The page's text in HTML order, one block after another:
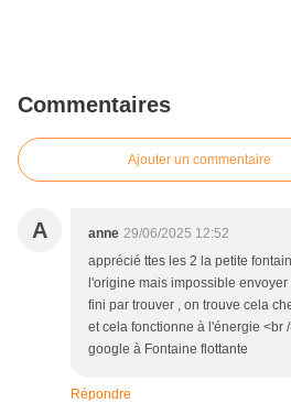
Commentaires
Ajouter un commentaire
A anne 29/06/2025 12:52
apprécié ttes les 2 la petite
l'origine mais impossible envoyer
fini par trouver , on trouve cela
et cela fonctionne à l'énergie <br
google à Fontaine flottante
Répondre